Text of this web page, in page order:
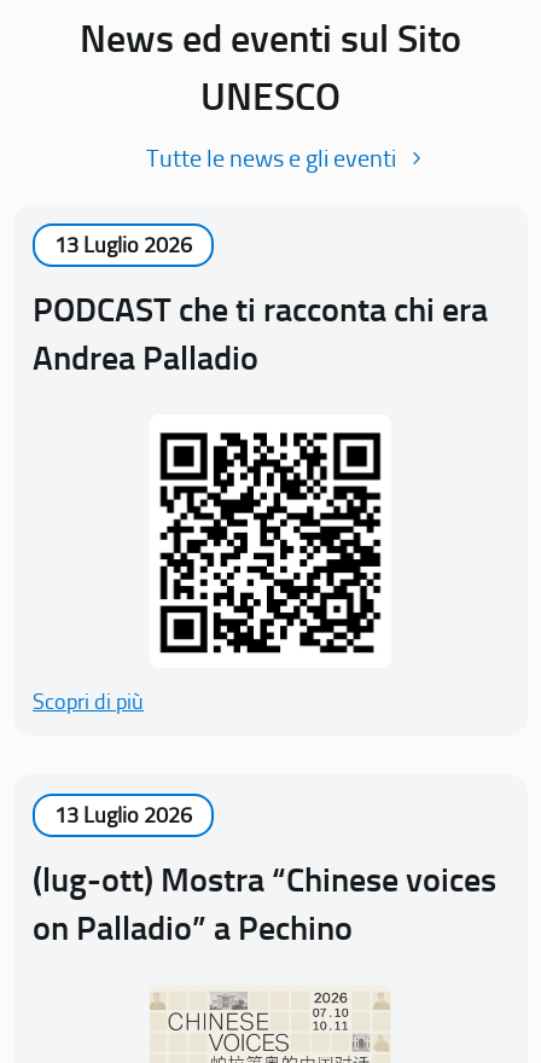
News ed eventi sul Sito
UNESCO
Tutte le news e gli eventi
13 Luglio 2026
PODCAST che ti racconta chi era
Andrea Palladio
Scopri di più
13 Luglio 2026
(lug-ott) Mostra “Chinese voices
on Palladio” a Pechino